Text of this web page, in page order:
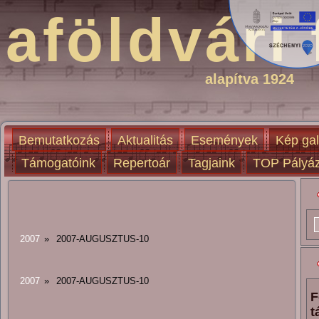
alapítva 1924
Bemutatkozás Aktualitás Események
Kép
Támogatóink
Repertoár Tagjaink TOP
2007 » 2007-AUGUSZTUS-10
2007 » 2007-AUGUSZTUS-10